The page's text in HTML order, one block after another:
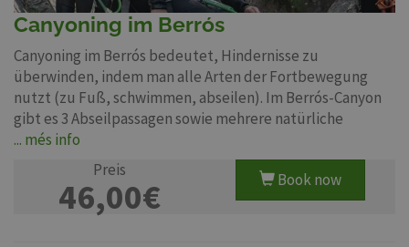
Canyoning im Berrós
Canyoning im Berrós bedeutet, Hindernisse zu
überwinden, indem man alle Arten der Fortbewegung
nutzt (zu Fuß, schwimmen, abseilen). Im Berrós-Canyon
gibt es 3 Abseilpassagen sowie mehrere natürliche
... més info
Preis
46,00€ Book now